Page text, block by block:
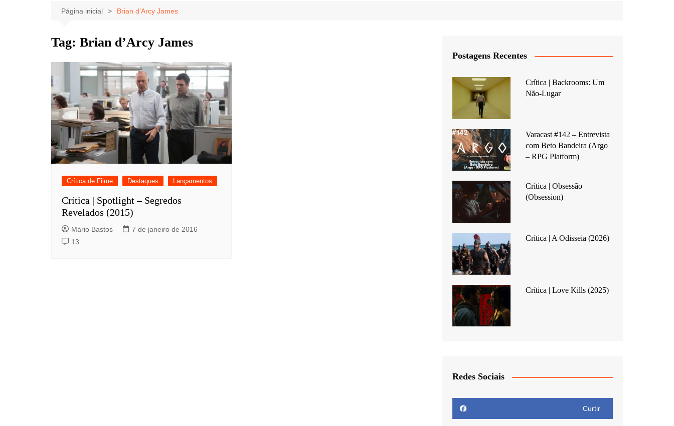
Celebridades
Música
Notícias
Clássicos
Página inicial Brian d’Arcy James
Tag: Brian d’Arcy James
Crítica de Filme Destaques Lançamentos
Crítica | Spotlight – Segredos
Revelados (2015)
Mário Bastos
7 de janeiro de 2016
13
Postagens Recentes
Crítica | Backrooms: Um
Não-Lugar
Varacast #142 – Entrevista
com Beto Bandeira (Argo
– RPG Platform)
Crítica | Obsessão
(Obsession)
Crítica | A Odisseia (2026)
Crítica | Love Kills (2025)
Redes Sociais
Curtir